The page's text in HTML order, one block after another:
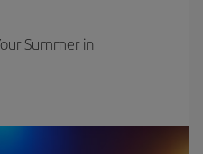
Summer in